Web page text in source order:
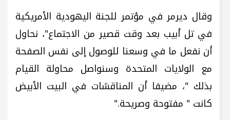
وقال ديرمر في مؤتمر للجنة اليهودية الأمريكية
في تل أبيب بعد وقت قصير من الاجتماع"، نحاول
أن نفعل ما في وسعنا للوصول إلى نفس الصفحة
مع الولايات المتحدة وسنواصل محاولة القيام
بذلك "، مضيفا أن المناقشات في البيت الأبيض
كانت " مفتوحة وصريحة."